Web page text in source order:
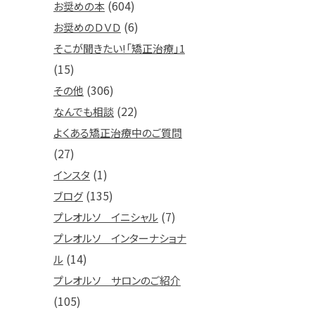
お奨めの本 (604)
お奨めのＤＶＤ (6)
そこが聞きたい!「矯正治療」1
(15)
その他 (306)
なんでも相談 (22)
よくある矯正治療中のご質問
(27)
インスタ (1)
ブログ(135)
プレオルソ イニシャル (7)
プレオルソ インターナショナ
ル (14)
プレオルソ サロンのご紹介
(105)